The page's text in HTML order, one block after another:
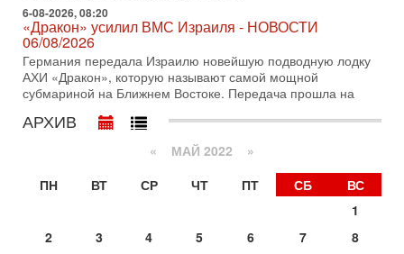
Битва за разоружение ХАМАСа - НОВОСТИ
31/07/2026
Сегодня президент США Дональд Трамп заявил о
достижении исторического соглашения о полном
разоружении ХАМАСа и других вооруженных группировок в
Иран доведет Трампа до крайних мер? Разбор и
оценка от военного обозревателя Давида Шарпа
Ситуация вокруг противостояния Ирана и США накаляется
с каждым днем. Почему Трамп в самый последний момент
отменил решение о нанесении тяжелых ударов
Покупатель авиакомпании «Аркия» намерен
запретить полеты по субботам!
6-08-2026, 08:20
«Дракон» усилил ВМС Израиля - НОВОСТИ
06/08/2026
Германия передала Израилю новейшую подводную лодку
АХИ «Дракон», которую называют самой мощной
субмариной на Ближнем Востоке. Передача прошла на
АРХИВ
« МАЙ 2022 »
ПН
ВТ СР ЧТ ПТ СБ
ВС
1
2
3 4 5 6 7
8